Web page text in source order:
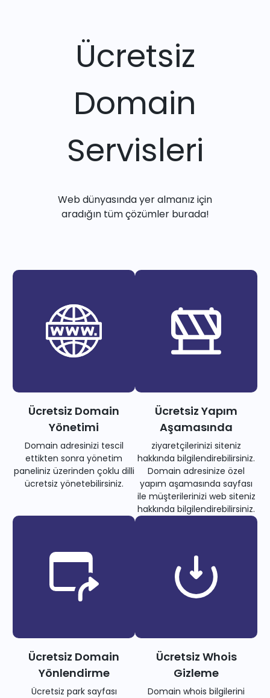
Ücretsiz
Domain
Servisleri
Web dünyasında yer almanız için
aradığın tüm çözümler burada!
Ücretsiz Domain
Yönetimi
Domain adresinizi tescil
ettikten sonra yönetim
paneliniz üzerinden çoklu dilli
ücretsiz yönetebilirsiniz.
Ücretsiz Yapım
Aşamasında
ziyaretçilerinizi siteniz
hakkında bilgilendirebilirsiniz.
Domain adresinize özel
yapım aşamasında sayfası
ile müşterilerinizi web siteniz
hakkında bilgilendirebilirsiniz.
Ücretsiz Domain
Yönlendirme
Ücretsiz park sayfası
Ücretsiz Whois
Gizleme
Domain whois bilgilerini